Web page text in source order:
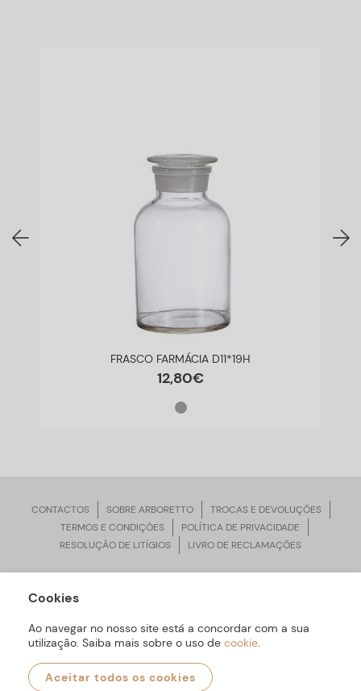
FRASCO FARMÁCIA D11*19H
12,80€
CONTACTOS SOBRE ARBORETTO
TROCAS E DEVOLUÇÕES
TERMOS E CONDIÇÕES
POLÍTICA DE PRIVACIDADE
RESOLUÇÃO DE LITÍGIOS
LIVRO DE RECLAMAÇÕES
ARBORETTO © Todos os Direitos Reservados | Desenvolvido por
Cookies
Ao navegar no nosso site está a concordar com a sua
utilização. Saiba mais sobre o uso de cookie.
Aceitar todos os cookies